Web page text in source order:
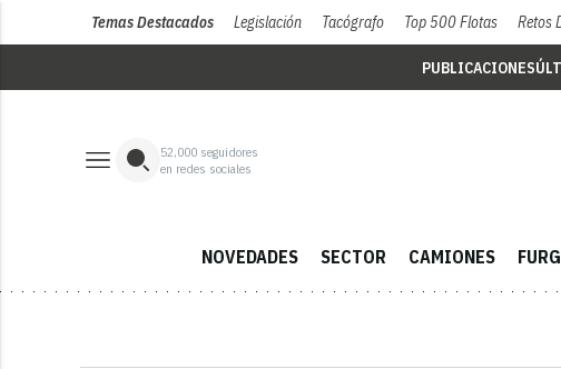
Temas Destacados Legislación Tacógrafo Top 500 Flotas Retos
PUBLICACIONES
52,000 seguidores
en redes sociales
NOVEDADES SECTOR CAMIONES